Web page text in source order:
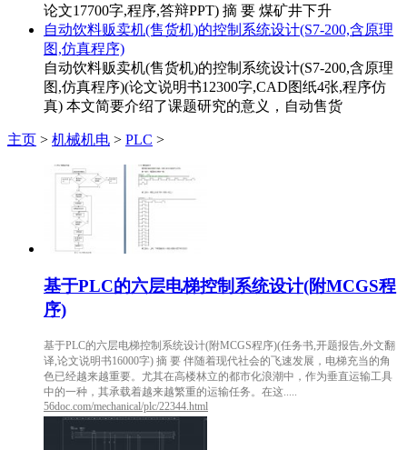
论文17700字,程序,答辩PPT) 摘 要 煤矿井下升
自动饮料贩卖机(售货机)的控制系统设计(S7-200,含原理
图,仿真程序)
自动饮料贩卖机(售货机)的控制系统设计(S7-200,含原理
图,仿真程序)(论文说明书12300字,CAD图纸4张,程序仿
真) 本文简要介绍了课题研究的意义，自动售货
主页 > 机械机电 > PLC >
基于PLC的六层电梯控制系统设计(附MCGS程
序)
基于PLC的六层电梯控制系统设计(附MCGS程序)(任务书,开题报告,外文翻
译,论文说明书16000字) 摘 要 伴随着现代社会的飞速发展，电梯充当的角
色已经越来越重要。尤其在高楼林立的都市化浪潮中，作为垂直运输工具
中的一种，其承载着越来越繁重的运输任务。在这.....
56doc.com/mechanical/plc/22344.html